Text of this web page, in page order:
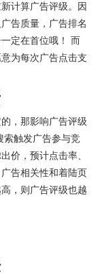
计算广告评级。因
告质量，广告排名
定在首位哦！ 而
为每次广告点击支
，那影响广告评级
索触发广告参与竞
价，预计点击率、
告相关性和着陆页
，则广告评级也越